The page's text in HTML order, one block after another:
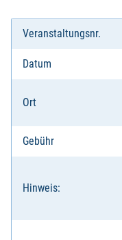
Veranstaltungsnr.
Datum
Ort
Gebühr
Hinweis: